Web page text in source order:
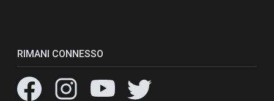
RIMANI CONNESSO